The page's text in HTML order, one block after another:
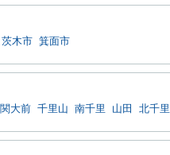
茨木市 箕面市
関大前 千里山 南千里 山田 北千里